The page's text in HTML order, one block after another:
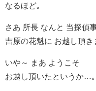
なるほど｡
さあ 所長 なんと 当探偵
吉原の花魁に お越し頂き
いや～ まあ ようこそ
お越し頂いたというか…｡